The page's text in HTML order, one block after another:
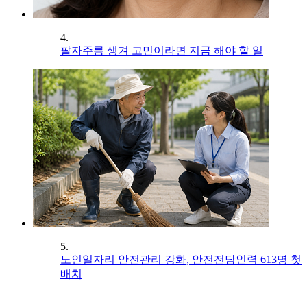
4.
팔자주름 생겨 고민이라면 지금 해야 할 일
5.
노인일자리 안전관리 강화, 안전전담인력 613명 첫
배치